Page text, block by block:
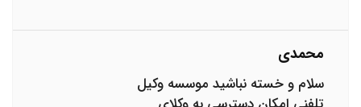
محمدی
سلام و خسته نباشید موسسه وکیل